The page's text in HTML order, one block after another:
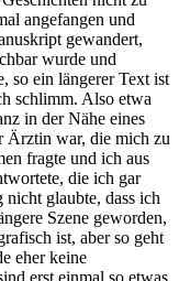
angefangen und
gewandert,
wurde und
so ein längerer Text ist
schlimm. Also etwa
in der Nähe eines
Ärztin war, die mich zu
fragte und ich aus
die ich gar
nicht glaubte, dass ich
Szene geworden,
ist, aber so geht
eher keine